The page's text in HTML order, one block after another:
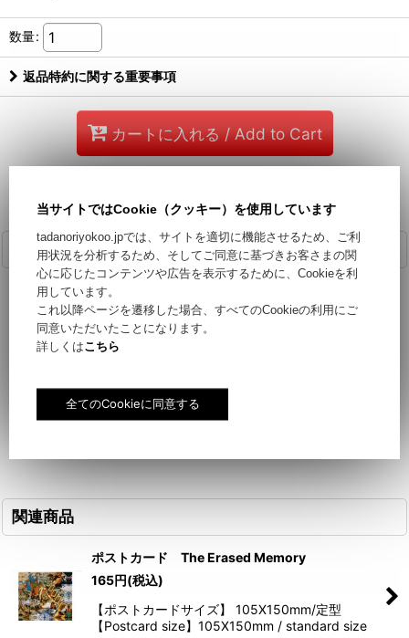
数量:
返品特約に関する重要事項
カートに入れる / Add to Cart
商品詳細
【ポストカードサイズ】 105X150mm/定型
【Postcard size】105X150mm / standard size
関連商品
ポストカード The Erased Memory
165円(税込)
【ポストカードサイズ】 105X150mm/定型
【Postcard size】105X150mm / standard size
当サイトではCookie（クッキー）を使用しています
tadanoriyokoo.jpでは、サイトを適切に機能させるため、ご利
用状況を分析するため、そしてご同意に基づきお客さまの関
心に応じたコンテンツや広告を表示するために、Cookieを利
用しています。
これ以降ページを遷移した場合、すべてのCookieの利用にご
同意いただいたことになります。
詳しくはこちら